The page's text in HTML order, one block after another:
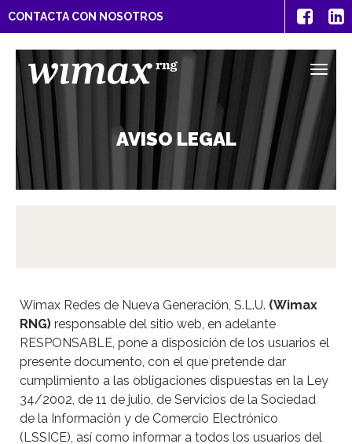
CONTACTA CON NOSOTROS
AVISO LEGAL
Wimax Redes de Nueva Generación, S.L.U. (Wimax
RNG) responsable del sitio web, en adelante
RESPONSABLE, pone a disposición de los usuarios el
presente documento, con el que pretende dar
cumplimiento a las obligaciones dispuestas en la Ley
34/2002, de 11 de julio, de Servicios de la Sociedad
de la Información y de Comercio Electrónico
(LSSICE), así como informar a todos los usuarios del